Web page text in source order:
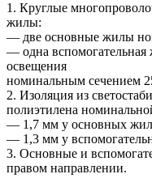
1. Круглые
жилы:
— две основные жилы
— одна
освещения
номинальным сечением
2. Изоляция из
полиэтилена
— 1,7 мм у основных
— 1,3 мм у
3. Основные и
правом направлении.